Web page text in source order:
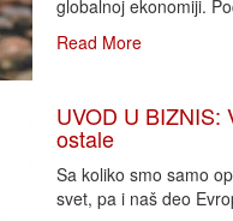
globalnoj ekonomiji.
Read More
UVOD U BIZNIS:
ostale
Sa koliko smo samo
svet, pa i naš deo